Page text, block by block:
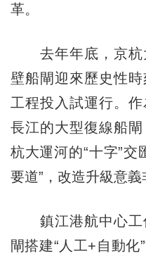
革。
去年年底，京杭
壁船閘迎來歷史性
工程投入試運行。
長江的大型復線船
杭大運河的“十字”交
要道”，改造升級意義
鎮江港航中心工
閘搭建“人工+自動化